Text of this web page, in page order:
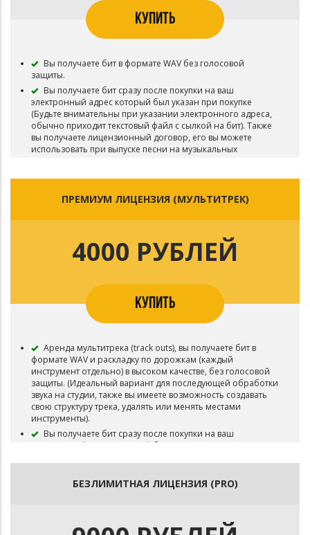
КУПИТЬ
Вы получаете бит в формате WAV без голосовой
защиты.
Вы получаете бит сразу после покупки на ваш
электронный адрес который был указан при покупке
(Будьте внимательны при указании электронного адреса,
обычно приходит текстовый файл с сылкой на бит). Также
вы получаете лицензионный договор, его вы можете
использовать при выпуске песни на музыкальных
Возможность использования для записи Песни (Сингл /
музыкальные площадки - Apple Music, Яндекс.Музыка, VK
Музыка, Spotify, Deezer, и т.д.
Срок лицензии: 3 года.
Бит остается в продаже.
ПРЕМИУМ ЛИЦЕНЗИЯ (МУЛЬТИТРЕК)
4000 РУБЛЕЙ
КУПИТЬ
Аренда мультитрека (track outs), вы получаете бит в
формате WAV и раскладку по дорожкам (каждый
инструмент отдельно) в высоком качестве, без голосовой
защиты. (Идеальный вариант для последующей обработки
звука на студии, также вы имеете возможность создавать
свою структуру трека, удалять или менять местами
инструменты).
Вы получаете бит сразу после покупки на ваш
электронный адрес который был указан при покупке
вы получаете лицензионный договор, его вы можете
использовать при выпуске песни на музыкальных
режиме, вам не придется ждать пока вам отправят бит).
БЕЗЛИМИТНАЯ ЛИЦЕНЗИЯ (PRO)